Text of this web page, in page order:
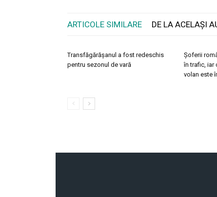
ARTICOLE SIMILARE DE LA ACELAȘI
Transfăgărășanul a fost redeschis
pentru sezonul de vară
Șoferii
în trafic, iar
volan este